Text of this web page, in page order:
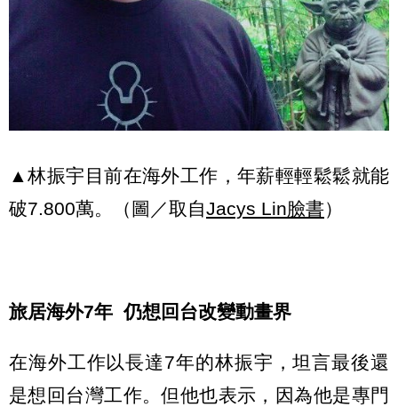
▲林振宇目前在海外工作，年薪輕輕鬆鬆就能
破7.800萬。（圖／取自Jacys Lin臉書）
旅居海外7年 仍想回台改變動畫界
在海外工作以長達7年的林振宇，坦言最後還
是想回台灣工作。但他也表示，因為他是專門